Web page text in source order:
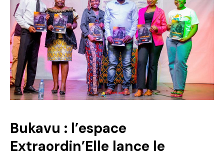
Bukavu : l’espace
Extraordin’Elle lance le